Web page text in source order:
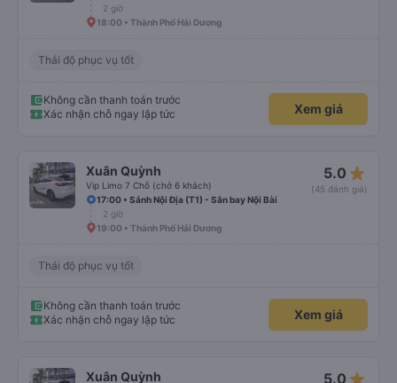
2 giờ
18:00 • Thành Phố Hải Dương
Thái độ phục vụ tốt
Không cần thanh toán trước
Xác nhận chỗ ngay lập tức
Xem giá
Xuân Quỳnh
Vip Limo 7 Chỗ (chở 6 khách)
5.0 star_rate
(45 đánh giá)
17:00 • Sảnh Nội Địa (T1) - Sân bay Nội Bài
2 giờ
19:00 • Thành Phố Hải Dương
Thái độ phục vụ tốt
Không cần thanh toán trước
Xác nhận chỗ ngay lập tức
Xem giá
Xuân Quỳnh 5.0 star_rate